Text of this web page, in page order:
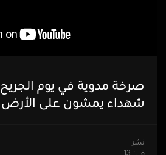
صرخة مدوية في يوم
شهداء يمشون على الأرض
نشر